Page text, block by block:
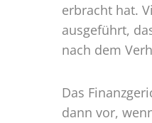
erbracht hat.
ausgeführt,
nach dem
Das
dann vor,